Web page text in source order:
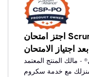
اجتز امتحان Scrum Alliance CSP-PO® عبر
اجتياز الامتحان
مالك المنتج المعتمد
مع خدمة سكروم